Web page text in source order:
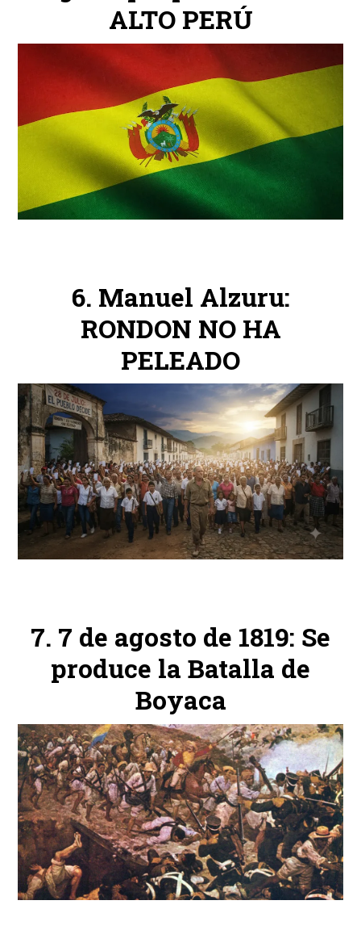
ALTO PERÚ
Manuel Alzuru:
RONDON NO HA
PELEADO
7 de agosto de 1819: Se
produce la Batalla de
Boyaca